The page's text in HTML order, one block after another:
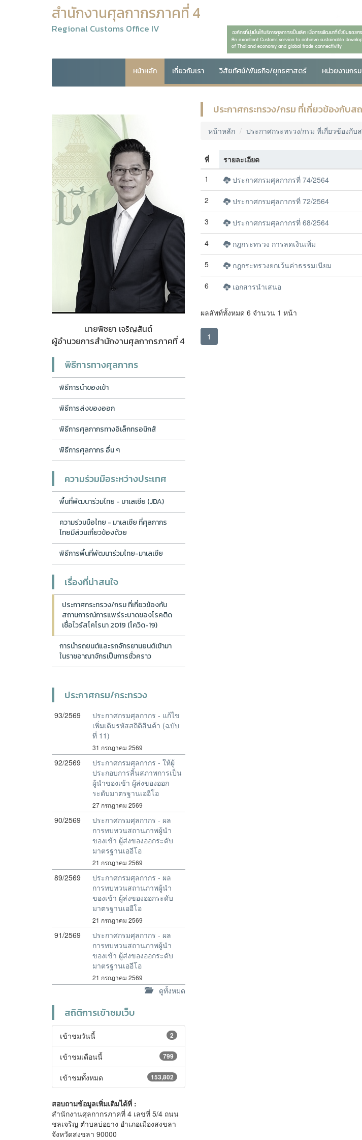
สำนักงานศุลกากรภาคที่ 4
Regional Customs Office IV
หน้าหลัก เกี่ยวกับเรา วิสัยทัศน์/พันธกิจ/ยุทธศาสตร์ หน่วยงานกร
นายพิชยา เจริญสันต์
ผู้อำนวยการสำนักงานศุลกากรภาคที่ 4
พิธีการทางศุลกากร
พิธีการนำของเข้า
พิธีการส่งของออก
พิธีการศุลกากรทางอิเล็กทรอนิกส์
พิธีการศุลกากร อื่น ๆ
ความร่วมมือระหว่างประเทศ
พื้นที่พัฒนาร่วมไทย - มาเลเซีย (JDA)
ความร่วมมือไทย - มาเลเซีย ที่ศุลกากร
ไทยมีส่วนเกี่ยวข้องด้วย
พิธีการพื้นที่พัฒนาร่วมไทย-มาเลเซีย
เรื่องที่น่าสนใจ
ประกาศกระทรวง/กรม ที่เกี่ยวข้องกับ
สถานการณ์การแพร่ระบาดของโรคติด
เชื้อไวรัสโคโรนา 2019 (โควิด-19)
การนำรถยนต์และรถจักรยานยนต์เข้ามา
ในราชอาณาจักรเป็นการชั่วคราว
ประกาศกรม/กระทรวง
93/2569
ประกาศกรมศุลกากร - แก้ไข
เพิ่มเติมรหัสสถิติสินค้า (ฉบับ
ที่ 11)
31 กรกฎาคม 2569
92/2569
ประกาศกรมศุลกากร - ให้ผู้
ประกอบการสิ้นสภาพการเป็น
ผู้นำของเข้า ผู้ส่งของออก
ระดับมาตรฐานเออีโอ
27 กรกฎาคม 2569
90/2569
ประกาศกรมศุลกากร - ผล
การทบทวนสถานภาพผู้นำ
ของเข้า ผู้ส่งของออกระดับ
มาตรฐานเออีโอ
21 กรกฎาคม 2569
89/2569
ประกาศกรมศุลกากร - ผล
การทบทวนสถานภาพผู้นำ
ของเข้า ผู้ส่งของออกระดับ
มาตรฐานเออีโอ
21 กรกฎาคม 2569
91/2569
ประกาศกรมศุลกากร - ผล
การทบทวนสถานภาพผู้นำ
ของเข้า ผู้ส่งของออกระดับ
มาตรฐานเออีโอ
21 กรกฎาคม 2569
ดูทั้งหมด
สถิติการเข้าชมเว็บ
2
เข้าชมวันนี้
799
เข้าชมเดือนนี้
153,802
เข้าชมทั้งหมด
สอบถามข้อมูลเพิ่มเติมได้ที่ :
สำนักงานศุลกากรภาคที่ 4 เลขที่ 5/4 ถนน
ชลเจริญ ตำบลบ่อยาง อำเภอเมืองสงขลา
จังหวัดสงขลา 90000
ประกาศกระทรวง/กรม ที่เกี่ยวข้องกับส
หน้าหลัก ประกาศกระทรวง/กรม ที่เกี่ยวข้องกั
ที่ รายละเอียด
1
ประกาศกรมศุลกากรที่ 74/2564
2 ประกาศกรมศุลกากรที่ 72/2564
3 ประกาศกรมศุลกากรที่ 68/2564
4 กฎกระทรวง การลดเงินเพิ่ม
5 กฎกระทรวงยกเว้นค่าธรรมเนียม
6 เอกสารนำเสนอ
ผลลัพท์ทั้งหมด 6 จำนวน 1 หน้า
1